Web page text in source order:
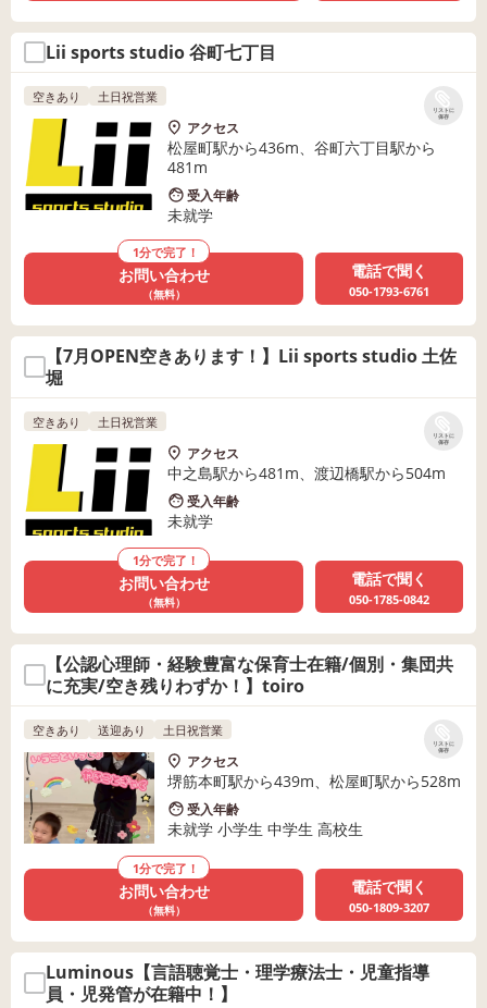
Lii sports studio 谷町七丁目
リストに
保存
空きあり 土日祝営業
アクセス
松屋町駅から436m、谷町六丁目駅から
481m
受入年齢
未就学
1分で完了！
お問い合わせ
（無料）
電話で聞く
050-1793-6761
【7月OPEN空きあります！】Lii sports studio 土佐
堀
リストに
保存
空きあり 土日祝営業
アクセス
中之島駅から481m、渡辺橋駅から504m
受入年齢
未就学
1分で完了！
お問い合わせ
（無料）
電話で聞く
050-1785-0842
【公認心理師・経験豊富な保育士在籍/個別・集団共
に充実/空き残りわずか！】toiro
リストに
保存
空きあり 送迎あり 土日祝営業
アクセス
堺筋本町駅から439m、松屋町駅から528m
受入年齢
未就学 小学生 中学生 高校生
1分で完了！
お問い合わせ
（無料）
電話で聞く
050-1809-3207
Luminous【言語聴覚士・理学療法士・児童指導
員・児発管が在籍中！】